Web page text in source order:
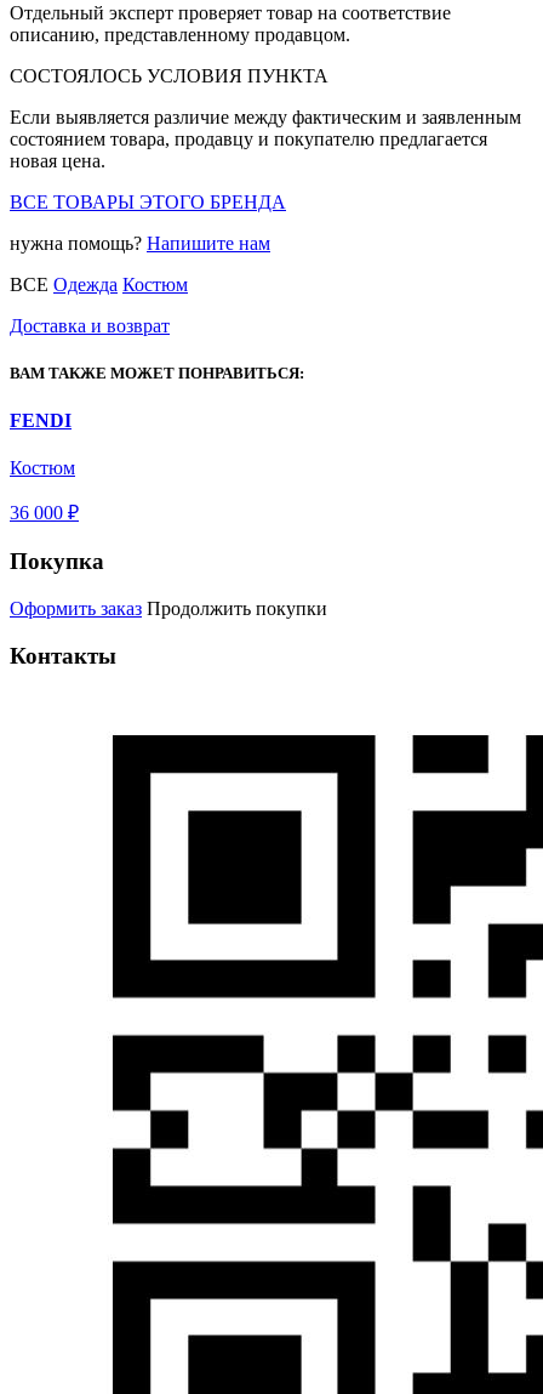
Отдельный эксперт проверяет товар на соответствие
описанию, представленному продавцом.
СОСТОЯЛОСЬ УСЛОВИЯ ПУНКТА
Если выявляется различие между фактическим и заявленным
состоянием товара, продавцу и покупателю предлагается
новая цена.
ВСЕ ТОВАРЫ ЭТОГО БРЕНДА
нужна помощь? Напишите нам
ВСЕ Одежда Костюм
Доставка и возврат
ВАМ ТАКЖЕ МОЖЕТ ПОНРАВИТЬСЯ:
FENDI
Костюм
36 000 ₽
Покупка
Оформить заказ Продолжить покупки
Контакты